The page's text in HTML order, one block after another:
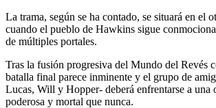
La trama, según se ha contado, se situará en el
cuando el pueblo de Hawkins sigue
de múltiples portales.
Tras la fusión progresiva del Mundo del Revés
batalla final parece inminente y el grupo de
Lucas, Will y Hopper- deberá enfrentarse a una
poderosa y mortal que nunca.